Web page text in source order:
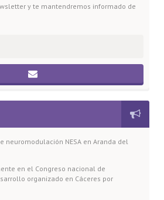
y te mantendremos informado de
neuromodulación NESA en Aranda del
en el Congreso nacional de
organizado en Cáceres por